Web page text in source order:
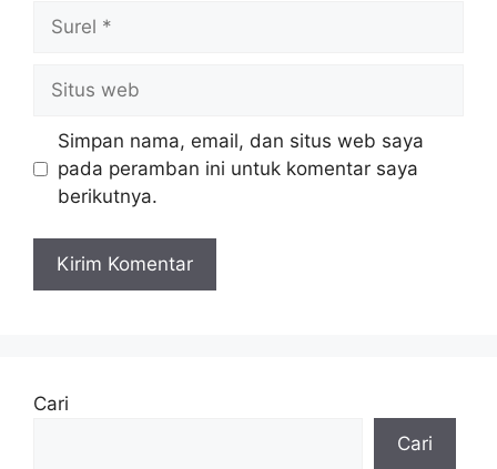
web
Simpan nama, email, dan situs web saya
pada peramban ini untuk komentar saya
berikutnya.
Cari
Cari